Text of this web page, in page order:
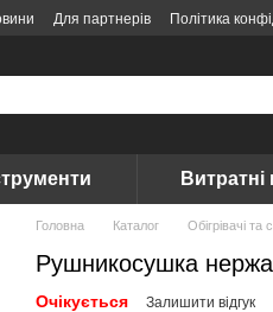
Для партнерів
Політика
Витратні
Головна Каталог Обігрівачі та
Рушникосушка
Очікується Залишити відгук